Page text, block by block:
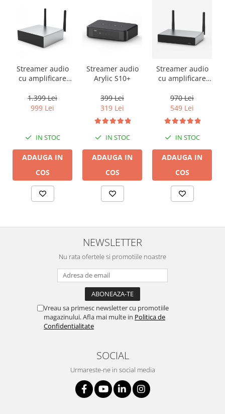
Streamer audio
cu amplificare
A50+, LAN /Wi-Fi
/Bluetooth,
1.399 Lei
999 Lei
IN STOC
ADAUGA IN
COS
Streamer audio
Arylic S10+
399 Lei
319 Lei
IN STOC
ADAUGA IN
COS
Streamer audio
cu amplificare
A30+, LAN /Wi-Fi
/Bluetooth,
24bit/192kHz,
Multiroom
970 Lei
549 Lei
IN STOC
ADAUGA IN
COS
NEWSLETTER
Nu rata ofertele si promotiile noastre
Vreau sa primesc newsletter cu promotiile
magazinului. Afla mai multe in Politica de
Confidentialitate
SOCIAL
Urmareste-ne in social media